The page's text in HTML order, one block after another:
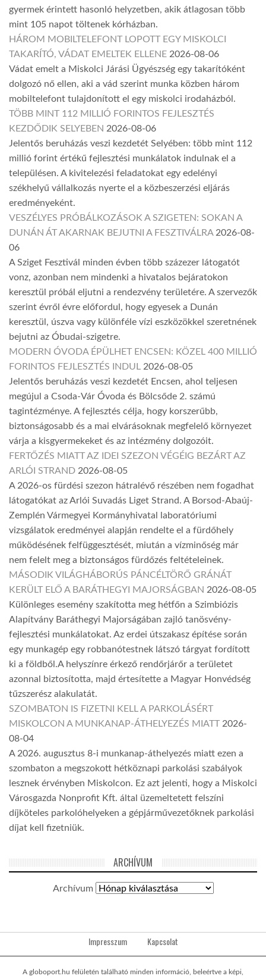
gyermek érintett hasonló helyzetben, akik átlagosan több
mint 105 napot töltenek kórházban.
HÁROM MOBILTELEFONT LOPOTT EGY MISKOLCI
TAKARÍTÓ, VÁDAT EMELTEK ELLENE 2026-08-06
Vádat emelt a Miskolci Járási Ügyészség egy takarítóként
dolgozó nő ellen, aki a vád szerint munka közben három
mobiltelefont tulajdonított el egy miskolci irodaházból.
TÖBB MINT 112 MILLIÓ FORINTOS FEJLESZTÉS
KEZDŐDIK SELYEBEN 2026-08-06
Jelentős beruházás veszi kezdetét Selyében: több mint 112
millió forint értékű fejlesztési munkálatok indulnak el a
településen. A kivitelezési feladatokat egy edelényi
székhelyű vállalkozás nyerte el a közbeszerzési eljárás
eredményeként.
VESZÉLYES PRÓBÁLKOZÁSOK A SZIGETEN: SOKAN A
DUNÁN ÁT AKARNAK BEJUTNI A FESZTIVÁLRA 2026-08-
06
A Sziget Fesztivál minden évben több százezer látogatót
vonz, azonban nem mindenki a hivatalos bejáratokon
keresztül próbál eljutni a rendezvény területére. A szervezők
szerint évről évre előfordul, hogy egyesek a Dunán
keresztül, úszva vagy különféle vízi eszközökkel szeretnének
bejutni az Óbudai-szigetre.
MODERN ÓVODA ÉPÜLHET ENCSEN: KÖZEL 400 MILLIÓ
FORINTOS FEJLESZTÉS INDUL 2026-08-05
Jelentős beruházás veszi kezdetét Encsen, ahol teljesen
megújul a Csoda-Vár Óvoda és Bölcsőde 2. számú
tagintézménye. A fejlesztés célja, hogy korszerűbb,
biztonságosabb és a mai elvárásoknak megfelelő környezet
várja a kisgyermekeket és az intézmény dolgozóit.
FERTŐZÉS MIATT AZ IDEI SZEZON VÉGÉIG BEZÁRT AZ
ARLÓI STRAND 2026-08-05
A 2026-os fürdési szezon hátralévő részében nem fogadhat
látogatókat az Arlói Suvadás Liget Strand. A Borsod-Abaúj-
Zemplén Vármegyei Kormányhivatal laboratóriumi
vizsgálatok eredményei alapján rendelte el a fürdőhely
működésének felfüggesztését, miután a vízminőség már
nem felelt meg a biztonságos fürdőzés feltételeinek.
MÁSODIK VILÁGHÁBORÚS PÁNCÉLTÖRŐ GRÁNÁT
KERÜLT ELŐ A BARÁTHEGYI MAJORSÁGBAN 2026-08-05
Különleges esemény szakította meg hétfőn a Szimbiózis
Alapítvány Baráthegyi Majorságában zajló tanösvény-
fejlesztési munkálatokat. Az erdei útszakasz építése során
egy munkagép egy robbanótestnek látszó tárgyat fordított
ki a földből.A helyszínre érkező rendőrjárőr a területet
azonnal biztosította, majd értesítette a Magyar Honvédség
tűzszerész alakulatát.
SZOMBATON IS FIZETNI KELL A PARKOLÁSÉRT
MISKOLCON A MUNKANAP-ÁTHELYEZÉS MIATT 2026-
08-04
A 2026. augusztus 8-i munkanap-áthelyezés miatt ezen a
szombaton a megszokott hétköznapi parkolási szabályok
lesznek érvényben Miskolcon. Ez azt jelenti, hogy a Miskolci
Városgazda Nonprofit Kft. által üzemeltetett felszíni
díjköteles parkolóhelyeken a gépjárművezetőknek parkolási
díjat kell fizetniük.
ARCHÍVUM
Archívum
Impresszum Kapcsolat
A globoport.hu felületén található minden információ, beleértve a képi,